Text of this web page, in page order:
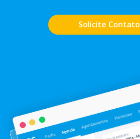
Solicite Contato